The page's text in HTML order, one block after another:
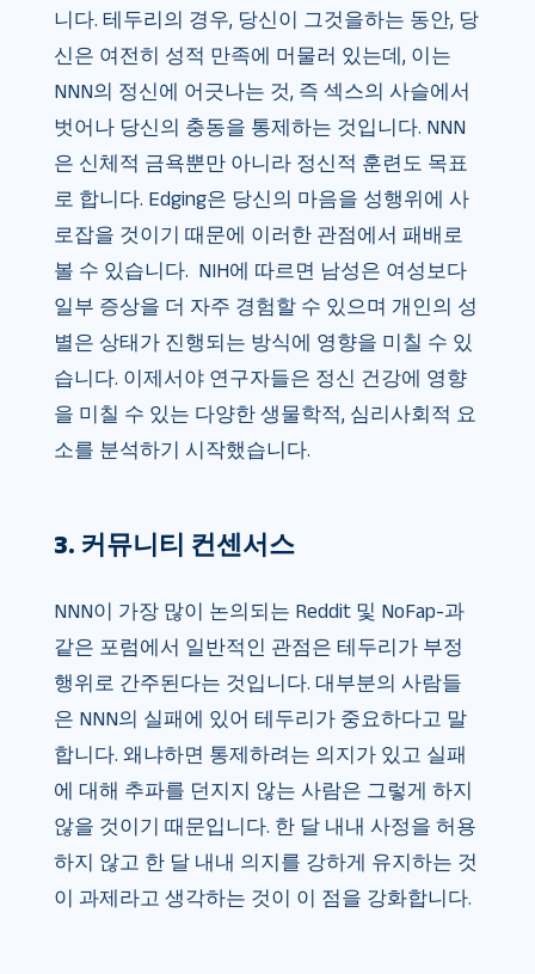
니다. 테두리의 경우, 당신이 그것을하는 동안, 당
신은 여전히 성적 만족에 머물러 있는데, 이는
NNN의 정신에 어긋나는 것, 즉 섹스의 사슬에서
벗어나 당신의 충동을 통제하는 것입니다. NNN
은 신체적 금욕뿐만 아니라 정신적 훈련도 목표
로 합니다. Edging은 당신의 마음을 성행위에 사
로잡을 것이기 때문에 이러한 관점에서 패배로
볼 수 있습니다. NIH에 따르면 남성은 여성보다
일부 증상을 더 자주 경험할 수 있으며 개인의 성
별은 상태가 진행되는 방식에 영향을 미칠 수 있
습니다. 이제서야 연구자들은 정신 건강에 영향
을 미칠 수 있는 다양한 생물학적, 심리사회적 요
소를 분석하기 시작했습니다.
3. 커뮤니티 컨센서스
NNN이 가장 많이 논의되는 Reddit 및 NoFap-과
같은 포럼에서 일반적인 관점은 테두리가 부정
행위로 간주된다는 것입니다. 대부분의 사람들
은 NNN의 실패에 있어 테두리가 중요하다고 말
합니다. 왜냐하면 통제하려는 의지가 있고 실패
에 대해 추파를 던지지 않는 사람은 그렇게 하지
않을 것이기 때문입니다. 한 달 내내 사정을 허용
하지 않고 한 달 내내 의지를 강하게 유지하는 것
이 과제라고 생각하는 것이 이 점을 강화합니다.